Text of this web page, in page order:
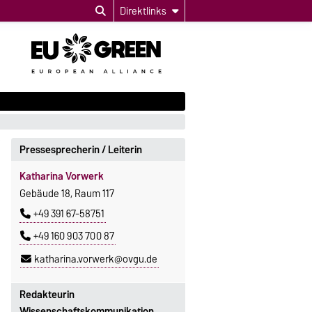
Direktlinks
Pressesprecherin / Leiterin
Katharina Vorwerk
Gebäude 18, Raum 117
+49 391 67-58751
+49 160 903 700 87
katharina.vorwerk@ovgu.de
Redakteurin